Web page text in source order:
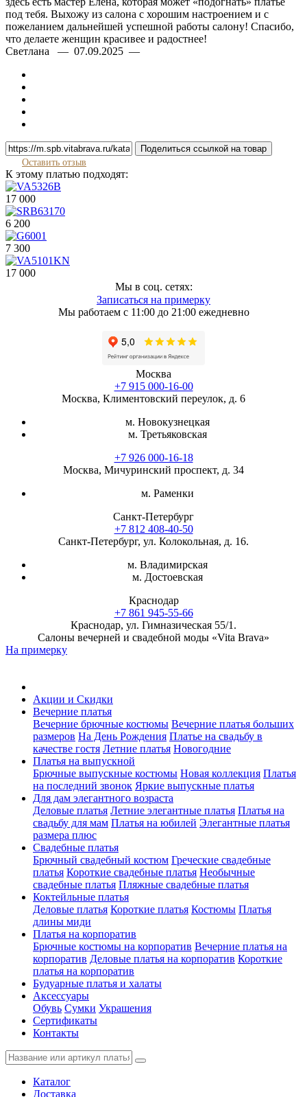
под тебя. Выхожу из салона с хорошим настроением и с
пожеланием дальнейшей успешной работы салону! Спасибо,
что делаете женщин красивее и радостнее!
Светлана — 07.09.2025 —
Поделиться ссылкой на товар
Оставить отзыв
К этому платью подходят:
17 000
6 200
7 300
17 000
Мы в соц. сетях:
Записаться на примерку
Мы работаем с 11:00 до 21:00 ежедневно
Москва
+7 915 000-16-00
Москва, Климентовский переулок, д. 6
м. Новокузнецкая
м. Третьяковская
+7 926 000-16-18
Москва, Мичуринский проспект, д. 34
м. Раменки
Санкт-Петербург
+7 812 408-40-50
Санкт-Петербург, ул. Колокольная, д. 16.
м. Владимирская
м. Достоевская
Краснодар
+7 861 945-55-66
Краснодар, ул. Гимназическая 55/1.
Салоны вечерней и свадебной моды «Vita Brava»
На примерку
Акции и Скидки
Вечерние платья
Вечерние брючные костюмы Вечерние платья больших
размеров На День Рождения Платье на свадьбу в
качестве гостя Летние платья Новогодние
Платья на выпускной
Брючные выпускные костюмы Новая коллекция Платья
на последний звонок Яркие выпускные платья
Для дам элегантного возраста
Деловые платья Летние элегантные платья Платья на
свадьбу для мам Платья на юбилей Элегантные платья
размера плюс
Свадебные платья
Брючный свадебный костюм Греческие свадебные
платья Короткие свадебные платья Необычные
свадебные платья Пляжные свадебные платья
Коктейльные платья
Деловые платья Короткие платья Костюмы Платья
длины миди
Платья на корпоратив
Брючные костюмы на корпоратив Вечерние платья на
корпоратив Деловые платья на корпоратив Короткие
платья на корпоратив
Будуарные платья и халаты
Аксессуары
Обувь Сумки Украшения
Сертификаты
Контакты
Каталог
Доставка